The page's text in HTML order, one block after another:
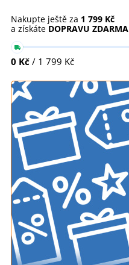
Nakupte ještě za 1 799 Kč
a získáte DOPRAVU ZDARMA
0 Kč / 1 799 Kč